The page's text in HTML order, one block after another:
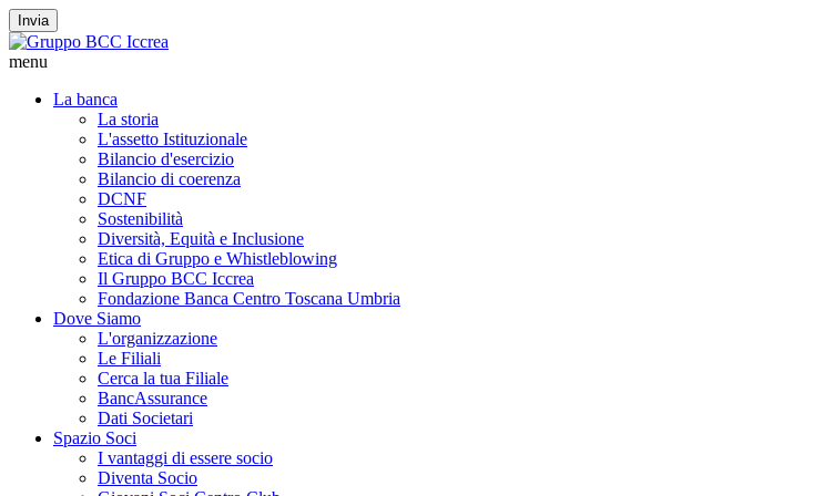
Invia
menu
La banca
La storia
L'assetto Istituzionale
Bilancio d'esercizio
Bilancio di coerenza
DCNF
Sostenibilità
Diversità, Equità e Inclusione
Etica di Gruppo e Whistleblowing
Il Gruppo BCC Iccrea
Fondazione Banca Centro Toscana Umbria
Dove Siamo
L'organizzazione
Le Filiali
Cerca la tua Filiale
BancAssurance
Dati Societari
Spazio Soci
I vantaggi di essere socio
Diventa Socio